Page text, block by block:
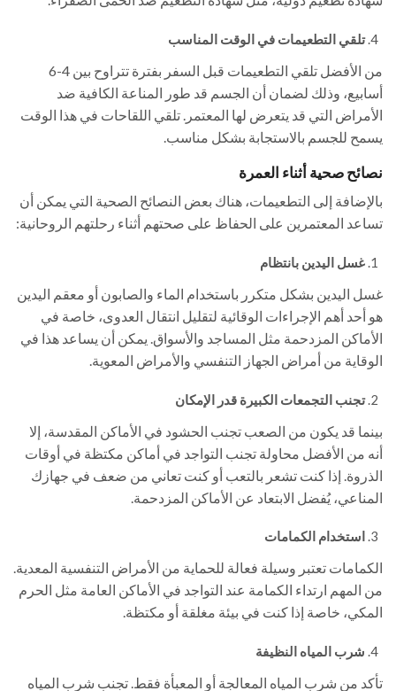
تلقي التطعيمات في الوقت المناسب
من الأفضل تلقي التطعيمات قبل السفر بفترة تتراوح بين 4-6
أسابيع، وذلك لضمان أن الجسم قد طور المناعة الكافية ضد
الأمراض التي قد يتعرض لها المعتمر. تلقي اللقاحات في هذا الوقت
يسمح للجسم بالاستجابة بشكل مناسب.
نصائح صحية أثناء العمرة
بالإضافة إلى التطعيمات، هناك بعض النصائح الصحية التي يمكن أن
تساعد المعتمرين على الحفاظ على صحتهم أثناء رحلتهم الروحانية:
غسل اليدين بانتظام
غسل اليدين بشكل متكرر باستخدام الماء والصابون أو معقم اليدين
هو أحد أهم الإجراءات الوقائية لتقليل انتقال العدوى، خاصة في
الأماكن المزدحمة مثل المساجد والأسواق. يمكن أن يساعد هذا في
الوقاية من أمراض الجهاز التنفسي والأمراض المعوية.
تجنب التجمعات الكبيرة قدر الإمكان
بينما قد يكون من الصعب تجنب الحشود في الأماكن المقدسة، إلا
أنه من الأفضل محاولة تجنب التواجد في أماكن مكتظة في أوقات
الذروة. إذا كنت تشعر بالتعب أو كنت تعاني من ضعف في جهازك
المناعي، يُفضل الابتعاد عن الأماكن المزدحمة.
استخدام الكمامات
الكمامات تعتبر وسيلة فعالة للحماية من الأمراض التنفسية المعدية.
من المهم ارتداء الكمامة عند التواجد في الأماكن العامة مثل الحرم
المكي، خاصة إذا كنت في بيئة مغلقة أو مكتظة.
شرب المياه النظيفة
تأكد من شرب المياه المعالجة أو المعبأة فقط. تجنب شرب المياه